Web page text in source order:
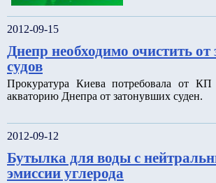
2012-09-15
Днепр необходимо очистить
судов
Прокуратура Киева потребовала от
акваторию Днепра от затонувших суден.
2012-09-12
Бутылка для воды с
эмиссии углерода